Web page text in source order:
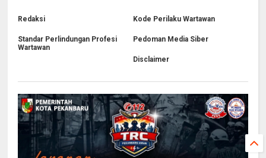
Redaksi Kode Perilaku Wartawan
Standar Perlindungan Profesi
Wartawan
Pedoman Media Siber
Disclaimer